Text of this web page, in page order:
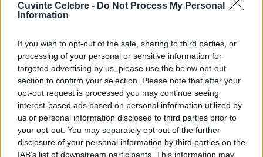
Cuvinte Celebre - Do Not Process My Personal
Information
If you wish to opt-out of the sale, sharing to third parties, or
processing of your personal or sensitive information for
targeted advertising by us, please use the below opt-out
section to confirm your selection. Please note that after your
opt-out request is processed you may continue seeing
interest-based ads based on personal information utilized by
us or personal information disclosed to third parties prior to
your opt-out. You may separately opt-out of the further
disclosure of your personal information by third parties on the
IAB’s list of downstream participants. This information may
„Libertatea este ceea ce faci cu ceea ce ţi s-a făcut.” —
Paul Sartre
libertate